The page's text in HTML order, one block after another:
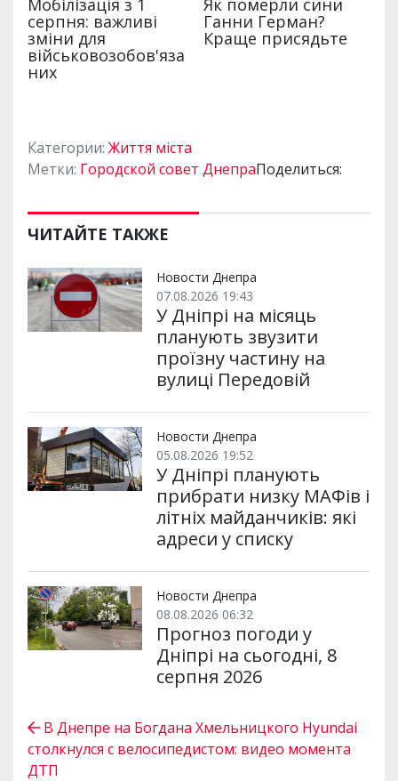
Категории: Життя міста
Метки: Городской совет ДнепраПоделиться:
ЧИТАЙТЕ ТАКЖЕ
Новости Днепра
07.08.2026 19:43
У Дніпрі на місяць
планують звузити
проїзну частину на
вулиці Передовій
Новости Днепра
05.08.2026 19:52
У Дніпрі планують
прибрати низку МАФів і
літніх майданчиків: які
адреси у списку
Новости Днепра
08.08.2026 06:32
Прогноз погоди у
Дніпрі на сьогодні, 8
серпня 2026
В Днепре на Богдана Хмельницкого Hyundai
столкнулся с велосипедистом: видео момента
ДТП